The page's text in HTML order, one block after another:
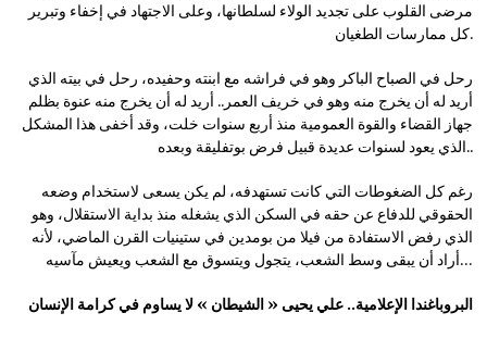
مرضى القلوب على تجديد الولاء لسلطانها، وعلى الاجتهاد في إخفاء وتبرير
كل ممارسات الطغيان.
رحل في الصباح الباكر وهو في فراشه مع ابنته وحفيده، رحل في بيته الذي
أريد له أن يخرج منه وهو في خريف العمر.. أريد له أن يخرج منه عنوة بظلم
جهاز القضاء والقوة العمومية منذ أربع سنوات خلت، وقد أخفى هذا المشكل
الذي يعود لسنوات عديدة قبيل فرض بوتفليقة وبعده..
رغم كل الضغوطات التي كانت تستهدفه، لم يكن يسعى لاستخدام وضعه
الحقوقي للدفاع عن حقه في السكن الذي يشغله منذ بداية الاستقلال، وهو
الذي رفض الاستفادة من فيلا من بومدين في ستينيات القرن الماضي، لأنه
أراد أن يبقى وسط الشعب، يتجول ويتسوق مع الشعب ويعيش مآسيه…
البروباغندا الإعلامية.. علي يحيى « الشيطان » لا يساوم في كرامة الإنسان